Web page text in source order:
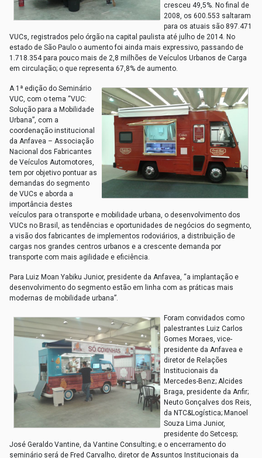
cresceu 49,5%. No final de
2008, os 600.553 saltaram
para os atuais são 897.471
VUCs, registrados pelo órgão na capital paulista até julho de 2014. No
estado de São Paulo o aumento foi ainda mais expressivo, passando de
1.718.354 para pouco mais de 2,8 milhões de Veículos Urbanos de Carga
em circulação; o que representa 67,8% de aumento.
A 1ª edição do Seminário
VUC, com o tema “VUC:
Solução para a Mobilidade
Urbana”, com a
coordenação institucional
da Anfavea – Associação
Nacional dos Fabricantes
de Veículos Automotores,
tem por objetivo pontuar as
demandas do segmento
de VUCs e aborda a
importância destes
veículos para o transporte e mobilidade urbana, o desenvolvimento dos
VUCs no Brasil, as tendências e oportunidades de negócios do segmento,
a visão dos fabricantes de implementos rodoviários, a distribuição de
cargas nos grandes centros urbanos e a crescente demanda por
transporte com mais agilidade e eficiência.
Para Luiz Moan Yabiku Junior, presidente da Anfavea, “a implantação e
desenvolvimento do segmento estão em linha com as práticas mais
modernas de mobilidade urbana”.
Foram convidados como
palestrantes Luiz Carlos
Gomes Moraes, vice-
presidente da Anfavea e
diretor de Relações
Institucionais da
Mercedes-Benz; Alcides
Braga, presidente da Anfir;
Neuto Gonçalves dos Reis,
da NTC&Logística; Manoel
Souza Lima Junior,
presidente do Setcesp;
José Geraldo Vantine, da Vantine Consulting; e o encerramento do
seminário será de Fred Carvalho, diretor de Assuntos Institucionais da